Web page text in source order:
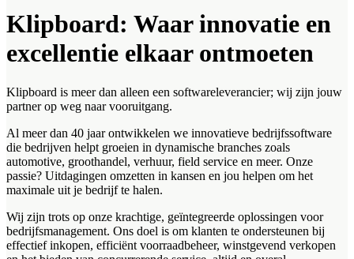
Klipboard: Waar innovatie en
excellentie elkaar ontmoeten
Klipboard is meer dan alleen een softwareleverancier; wij zijn jouw
partner op weg naar vooruitgang.
Al meer dan 40 jaar ontwikkelen we innovatieve bedrijfssoftware
die bedrijven helpt groeien in dynamische branches zoals
automotive, groothandel, verhuur, field service en meer. Onze
passie? Uitdagingen omzetten in kansen en jou helpen om het
maximale uit je bedrijf te halen.
Wij zijn trots op onze krachtige, geïntegreerde oplossingen voor
bedrijfsmanagement. Ons doel is om klanten te ondersteunen bij
effectief inkopen, efficiënt voorraadbeheer, winstgevend verkopen